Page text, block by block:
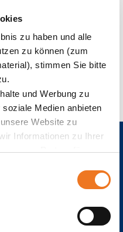
zu haben und alle
zu können (zum
stimmen Sie bitte
und Werbung zu
Medien anbieten
Website zu
Informationen zu Ihrer
unsere Partner für
möglicherweise mit
Sie ihnen bereitgestellt
Ihrer Nutzung der Dienste